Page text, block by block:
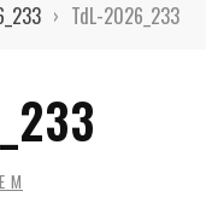
› TdL-2026_233
M